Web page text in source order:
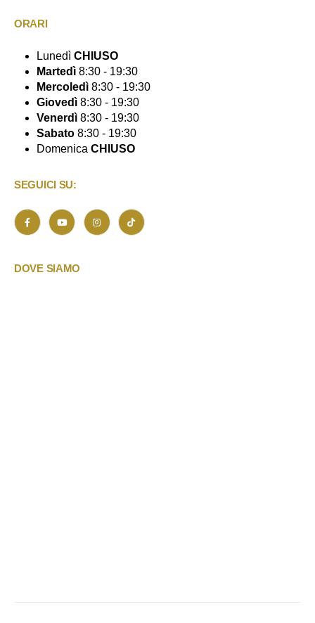
ORARI
Lunedì CHIUSO
Martedì 8:30 - 19:30
Mercoledì 8:30 - 19:30
Giovedì 8:30 - 19:30
Venerdì 8:30 - 19:30
Sabato 8:30 - 19:30
Domenica CHIUSO
SEGUICI SU:
DOVE SIAMO